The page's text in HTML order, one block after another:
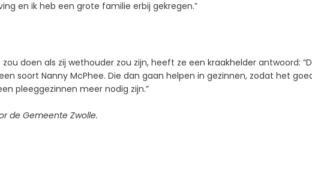
en ik heb een grote familie erbij gekregen.”
doen als zij wethouder zou zijn, heeft ze een kraakhelder antwoord:
soort Nanny McPhee. Die dan gaan helpen in gezinnen, zodat het
pleeggezinnen meer nodig zijn.”
de Gemeente Zwolle.